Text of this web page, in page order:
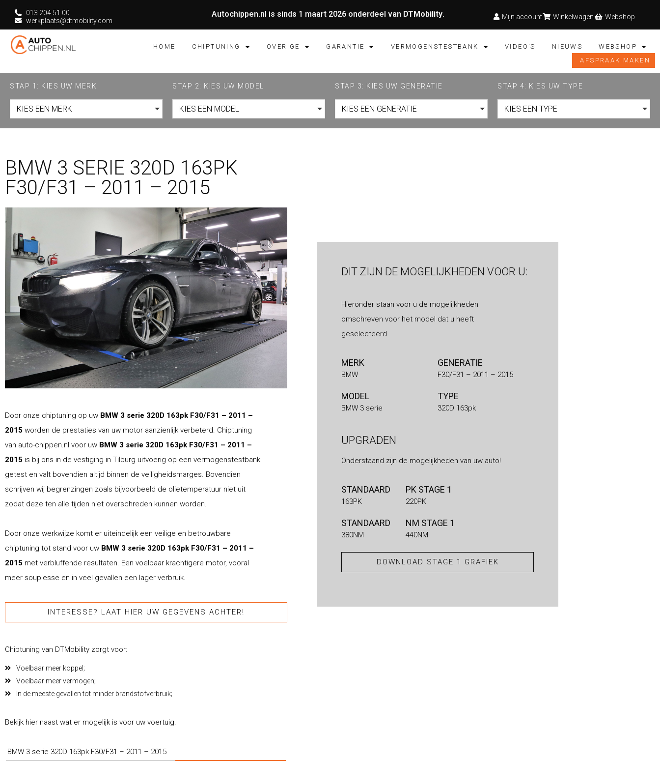
013 204 51 00
werkplaats@dtmobility.com
Autochippen.nl is sinds 1 maart 2026 onderdeel van DTMobility. Mijn account Winkelwagen Webshop
HOME CHIPTUNING OVERIGE GARANTIE VERMOGENSTESTBANK VIDEO’S NIEUWS
WEBSHOP
AFSPRAAK MAKEN
STAP 1: KIES UW MERK
KIES EEN MERK
STAP 2: KIES UW MODEL
KIES EEN MODEL
STAP 3: KIES UW GENERATIE
KIES EEN GENERATIE
STAP 4: KIES UW TYPE
KIES EEN TYPE
BMW 3 SERIE 320D 163PK
F30/F31 – 2011 – 2015
Door onze chiptuning op uw BMW 3 serie 320D 163pk F30/F31 – 2011 –
2015 worden de prestaties van uw motor aanzienlijk verbeterd. Chiptuning
van auto-chippen.nl voor uw BMW 3 serie 320D 163pk F30/F31 – 2011 –
2015 is bij ons in de vestiging in Tilburg uitvoerig op een vermogenstestbank
getest en valt bovendien altijd binnen de veiligheidsmarges. Bovendien
schrijven wij begrenzingen zoals bijvoorbeeld de olietemperatuur niet uit
zodat deze ten alle tijden niet overschreden kunnen worden.
Door onze werkwijze komt er uiteindelijk een veilige en betrouwbare
chiptuning tot stand voor uw BMW 3 serie 320D 163pk F30/F31 – 2011 –
2015 met verbluffende resultaten. Een voelbaar krachtigere motor, vooral
meer souplesse en in veel gevallen een lager verbruik.
INTERESSE? LAAT HIER UW GEGEVENS ACHTER!
Chiptuning van DTMobility zorgt voor:
Voelbaar meer koppel;
Voelbaar meer vermogen;
In de meeste gevallen tot minder brandstofverbruik;
Bekijk hier naast wat er mogelijk is voor uw voertuig.
BMW 3 serie 320D 163pk F30/F31 – 2011 – 2015
DIT ZIJN DE MOGELIJKHEDEN VOOR U:
Hieronder staan voor u de mogelijkheden
omschreven voor het model dat u heeft
geselecteerd.
MERK
BMW
GENERATIE
F30/F31 – 2011 – 2015
MODEL
BMW 3 serie
TYPE
320D 163pk
UPGRADEN
Onderstaand zijn de mogelijkheden van uw auto!
STANDAARD
163PK
PK STAGE 1
220PK
STANDAARD
380NM
NM STAGE 1
440NM
DOWNLOAD STAGE 1 GRAFIEK